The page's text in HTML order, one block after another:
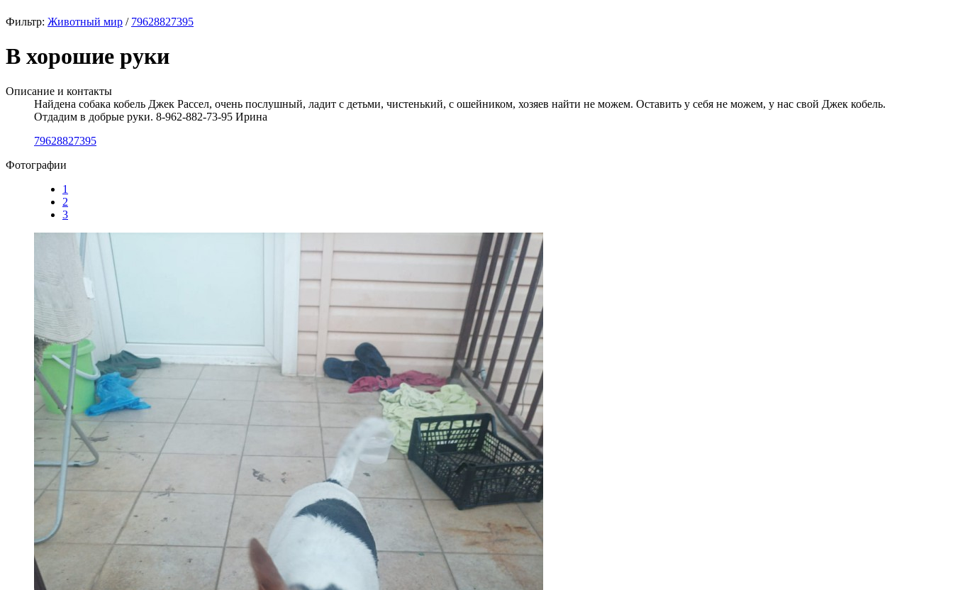
Фильтр: Животный мир / 79628827395
В хорошие руки
Описание и контакты
Найдена собака кобель Джек Рассел, очень послушный, ладит с детьми, чистенький, с ошейником, хозяев найти не можем. Оставить у себя не можем, у нас свой Джек кобель.
Отдадим в добрые руки. 8-962-882-73-95 Ирина
79628827395
Фотографии
1
2
3